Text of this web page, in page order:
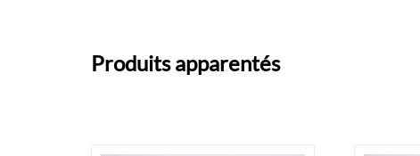
Produits apparentés